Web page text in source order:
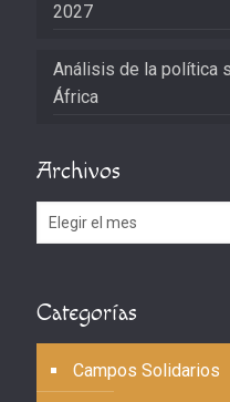
2027
Análisis de la política
África
Archivos
Archivos
Categorías
Campos Solidarios